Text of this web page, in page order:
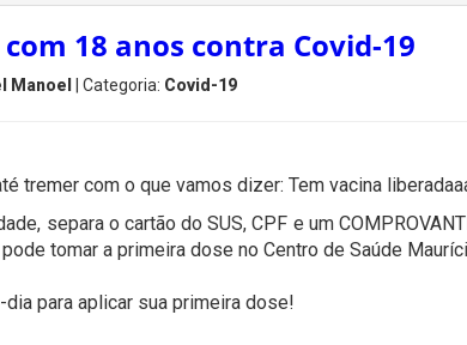
18 anos contra Covid-19
Manoel | Categoria: Covid-19
tremer com o que vamos dizer: Tem vacina
separa o cartão do SUS, CPF e um
tomar a primeira dose no Centro de Saúde
para aplicar sua primeira dose!